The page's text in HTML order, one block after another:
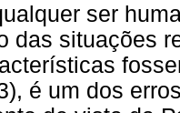
ser
das situações
é um dos